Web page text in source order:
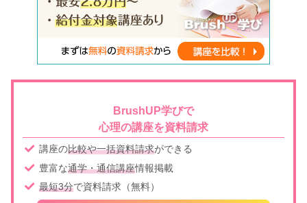
BrushUP学びで
心理の講座を資料請求
講座の比較や一括資料請求ができる
豊富な通学・通信講座情報掲載
最短3分で資料請求（無料）